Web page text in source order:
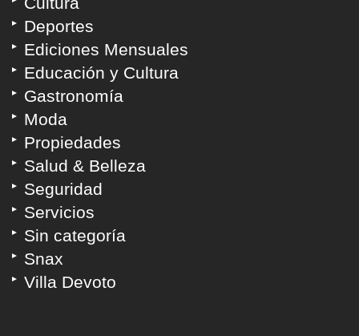
Deportes
Ediciones Mensuales
Educación y Cultura
Gastronomía
Moda
Propiedades
Salud & Belleza
Seguridad
Servicios
Sin categoría
Snax
Villa Devoto